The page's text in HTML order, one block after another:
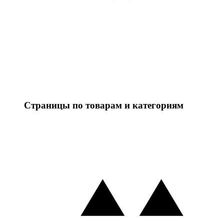
Страницы по товарам и категориям